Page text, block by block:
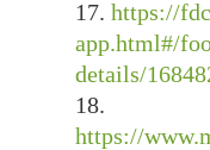
https://
app.html#/
details/
https://